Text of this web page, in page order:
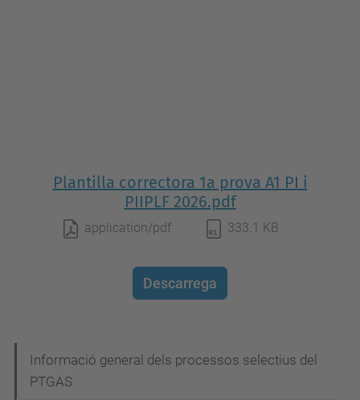
Plantilla correctora 1a prova A1 PI i
PIIPLF 2026.pdf
application/pdf 333.1 KB
Descarrega
Informació general dels processos selectius del
PTGAS